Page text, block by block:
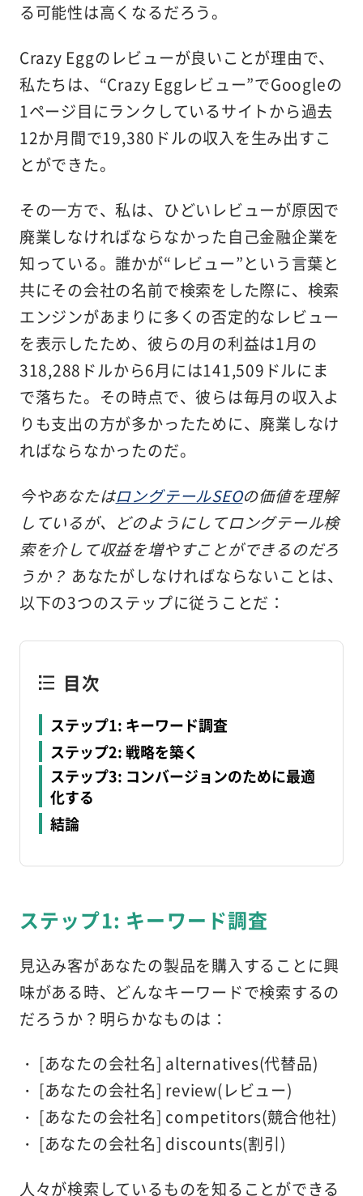
る可能性は高くなるだろう。
Crazy Eggのレビューが良いことが理由で、
私たちは、“Crazy Eggレビュー”でGoogleの
1ページ目にランクしているサイトから過去
12か月間で19,380ドルの収入を生み出すこ
とができた。
その一方で、私は、ひどいレビューが原因で
廃業しなければならなかった自己金融企業を
知っている。誰かが“レビュー”という言葉と
共にその会社の名前で検索をした際に、検索
エンジンがあまりに多くの否定的なレビュー
を表示したため、彼らの月の利益は1月の
318,288ドルから6月には141,509ドルにま
で落ちた。その時点で、彼らは毎月の収入よ
りも支出の方が多かったために、廃業しなけ
ればならなかったのだ。
今やあなたはロングテールSEOの価値を理解
しているが、どのようにしてロングテール検
索を介して収益を増やすことができるのだろ
うか？ あなたがしなければならないことは、
以下の3つのステップに従うことだ：
目次
ステップ1: キーワード調査
ステップ2: 戦略を築く
ステップ3: コンバージョンのために最適
化する
結論
ステップ1: キーワード調査
見込み客があなたの製品を購入することに興
味がある時、どんなキーワードで検索するの
だろうか？明らかなものは：
[あなたの会社名] alternatives(代替品)
[あなたの会社名] review(レビュー)
[あなたの会社名] competitors(競合他社)
[あなたの会社名] discounts(割引)
人々が検索しているものを知ることができる